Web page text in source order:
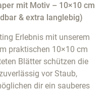
mit Motiv – 10×10 cm
& extra langlebig)
Erlebnis mit unserem
praktischen 10×10 cm
Blätter schützen die
vor Staub,
dir ein sauberes